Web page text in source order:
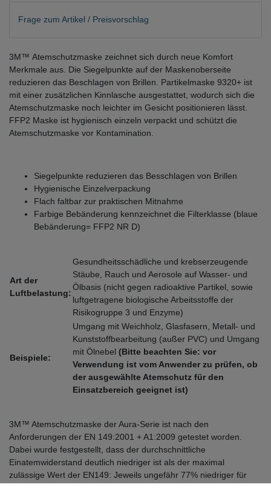
Frage zum Artikel / Preisvorschlag
3M™ Atemschutzmaske zeichnet sich durch neue Komfort
Merkmale aus. Die Siegelpunkte auf der Maskenoberseite
reduzieren das Beschlagen von Brillen. Partikelmaske 9320+ ist
mit einer zusätzlichen Kinnlasche ausgestattet, wodurch sich die
Atemschutzmaske noch leichter im Gesicht positionieren lässt.
FFP2 Maske ist hygienisch einzeln verpackt und schützt die
Atemschutzmaske vor Kontamination.
Siegelpunkte reduzieren das Besschlagen von Brillen
Hygienische Einzelverpackung
Flach faltbar zur praktischen Mitnahme
Farbige Bebänderung kennzeichnet die Filterklasse (blaue
Bebänderung= FFP2 NR D)
Art der
Luftbelastung:
Gesundheitsschädliche und krebserzeugende
Stäube, Rauch und Aerosole auf Wasser- und
Ölbasis (nicht gegen radioaktive Partikel, sowie
luftgetragene biologische Arbeitsstoffe der
Risikogruppe 3 und Enzyme)
Beispiele:
Umgang mit Weichholz, Glasfasern, Metall- und
Kunststoffbearbeitung (außer PVC) und Umgang
mit Ölnebel (Bitte beachten Sie: vor
Verwendung ist vom Anwender zu prüfen, ob
der ausgewählte Atemschutz für den
Einsatzbereich geeignet ist)
3M™ Atemschutzmaske der Aura-Serie ist nach den
Anforderungen der EN 149:2001 + A1:2009 getestet worden.
Dabei wurde festgestellt, dass der durchschnittliche
Einatemwiderstand deutlich niedriger ist als der maximal
zulässige Wert der EN149: Jeweils ungefähr 77% niedriger für